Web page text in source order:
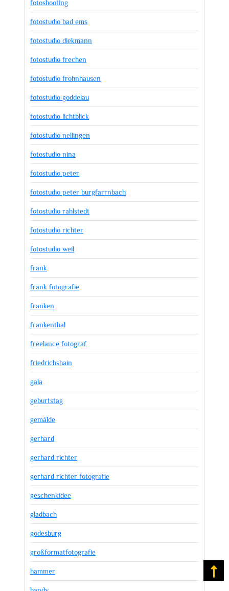
fotoshooting
fotostudio bad ems
fotostudio diekmann
fotostudio frechen
fotostudio frohnhausen
fotostudio goddelau
fotostudio lichtblick
fotostudio nellingen
fotostudio nina
fotostudio peter
fotostudio peter burgfarrnbach
fotostudio rahlstedt
fotostudio richter
fotostudio weil
frank
frank fotografie
franken
frankenthal
freelance fotograf
friedrichshain
gala
geburtstag
gemälde
gerhard
gerhard richter
gerhard richter fotografie
geschenkidee
gladbach
godesburg
großformatfotografie
hammer